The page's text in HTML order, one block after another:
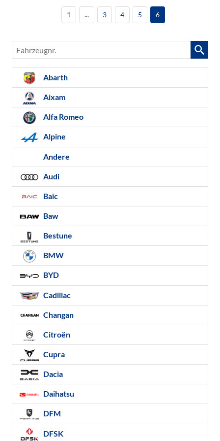
1 ... 3 4 5 6
Fahrzeugnr.
Abarth
Aixam
Alfa Romeo
Alpine
Andere
Audi
Baic
Baw
Bestune
BMW
BYD
Cadillac
Changan
Citroën
Cupra
Dacia
Daihatsu
DFM
DFSK